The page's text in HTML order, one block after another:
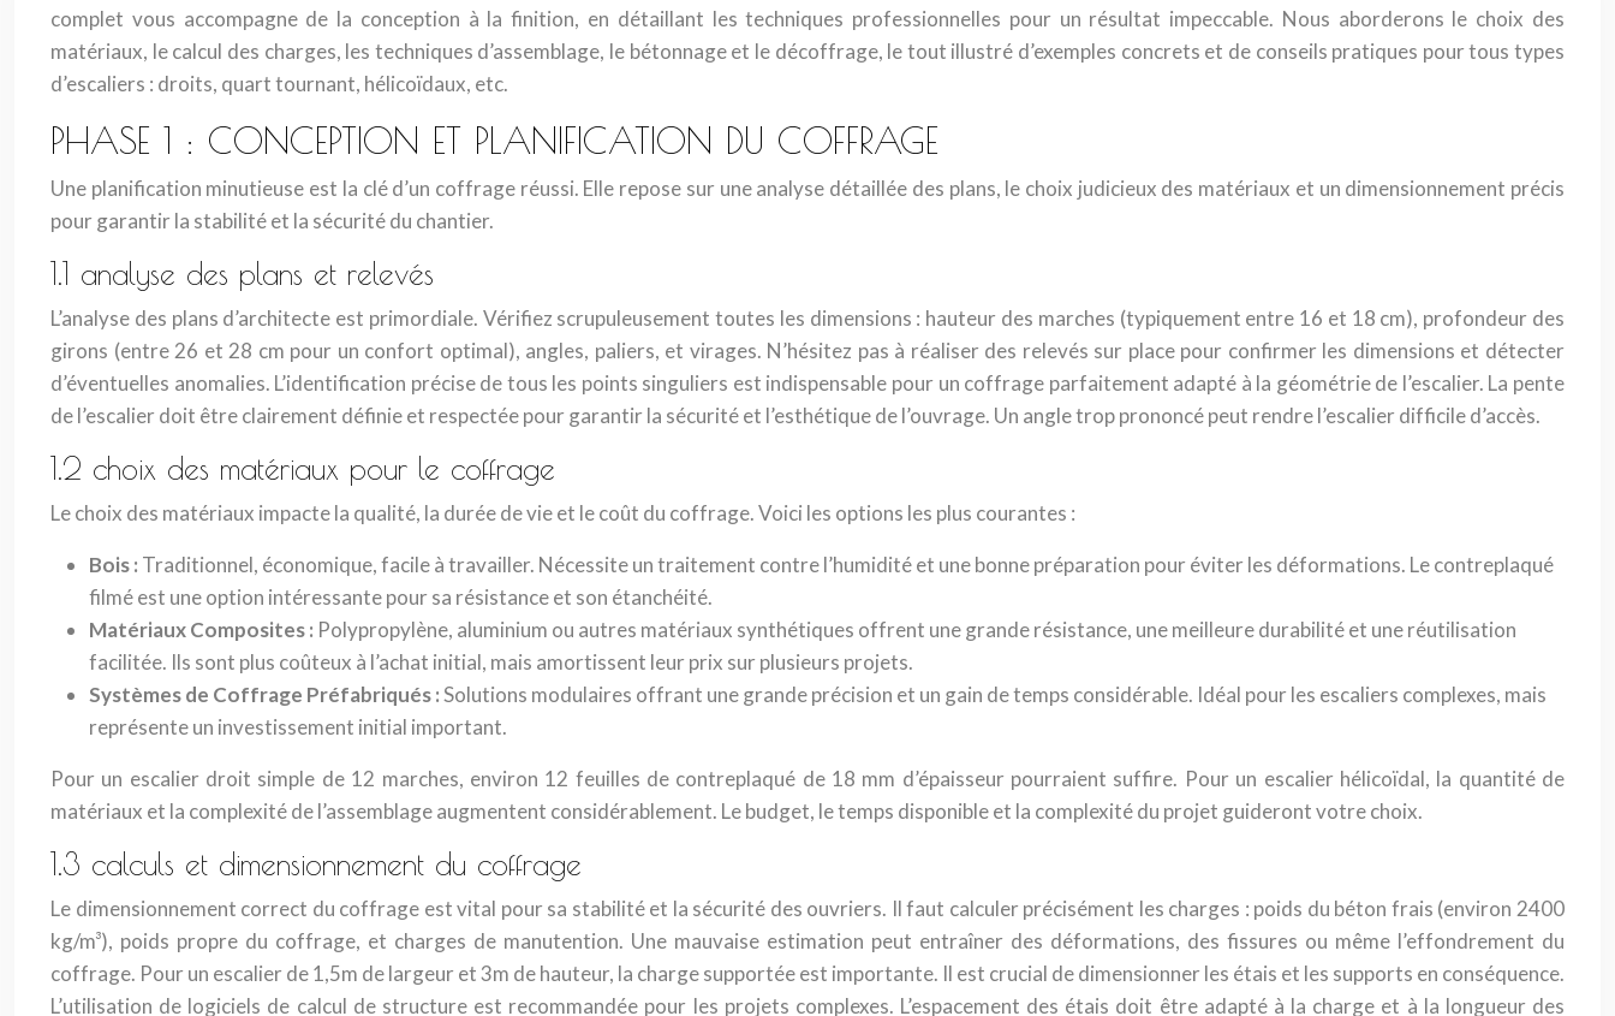
complet vous accompagne de la conception à la finition, en détaillant les techniques professionnelles pour un résultat impeccable. Nous aborderons le choix des
matériaux, le calcul des charges, les techniques d’assemblage, le bétonnage et le décoffrage, le tout illustré d’exemples concrets et de conseils pratiques pour tous types
d’escaliers : droits, quart tournant, hélicoïdaux, etc.
PHASE 1 : CONCEPTION ET PLANIFICATION DU COFFRAGE
Une planification minutieuse est la clé d’un coffrage réussi. Elle repose sur une analyse détaillée des plans, le choix judicieux des matériaux et un dimensionnement précis
pour garantir la stabilité et la sécurité du chantier.
1.1 analyse des plans et relevés
L’analyse des plans d’architecte est primordiale. Vérifiez scrupuleusement toutes les dimensions : hauteur des marches (typiquement entre 16 et 18 cm), profondeur des
girons (entre 26 et 28 cm pour un confort optimal), angles, paliers, et virages. N’hésitez pas à réaliser des relevés sur place pour confirmer les dimensions et détecter
d’éventuelles anomalies. L’identification précise de tous les points singuliers est indispensable pour un coffrage parfaitement adapté à la géométrie de l’escalier. La pente
de l’escalier doit être clairement définie et respectée pour garantir la sécurité et l’esthétique de l’ouvrage. Un angle trop prononcé peut rendre l’escalier difficile d’accès.
1.2 choix des matériaux pour le coffrage
Le choix des matériaux impacte la qualité, la durée de vie et le coût du coffrage. Voici les options les plus courantes :
Bois : Traditionnel, économique, facile à travailler. Nécessite un traitement contre l’humidité et une bonne préparation pour éviter les déformations. Le contreplaqué
filmé est une option intéressante pour sa résistance et son étanchéité.
Matériaux Composites : Polypropylène, aluminium ou autres matériaux synthétiques offrent une grande résistance, une meilleure durabilité et une réutilisation
facilitée. Ils sont plus coûteux à l’achat initial, mais amortissent leur prix sur plusieurs projets.
Systèmes de Coffrage Préfabriqués :Solutions modulaires offrant une grande précision et un gain de temps considérable. Idéal pour les escaliers complexes, mais
représente un investissement initial important.
Pour un escalier droit simple de 12 marches, environ 12 feuilles de contreplaqué de 18 mm d’épaisseur pourraient suffire. Pour un escalier hélicoïdal, la quantité de
matériaux et la complexité de l’assemblage augmentent considérablement. Le budget, le temps disponible et la complexité du projet guideront votre choix.
1.3 calculs et dimensionnement du coffrage
Le dimensionnement correct du coffrage est vital pour sa stabilité et la sécurité des ouvriers. Il faut calculer précisément les charges : poids du béton frais (environ 2400
kg/m³), poids propre du coffrage, et charges de manutention. Une mauvaise estimation peut entraîner des déformations, des fissures ou même l’effondrement du
coffrage. Pour un escalier de 1,5m de largeur et 3m de hauteur, la charge supportée est importante. Il est crucial de dimensionner les étais et les supports en conséquence.
L’utilisation de logiciels de calcul de structure est recommandée pour les projets complexes. L’espacement des étais doit être adapté à la charge et à la longueur des